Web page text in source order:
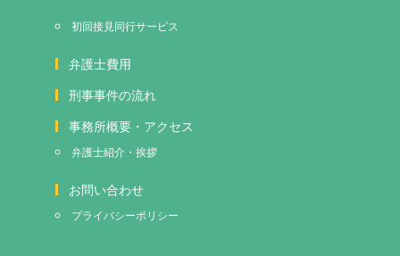
初回接見 同行サービス
弁護士費用
刑事事件の流れ
事務所概要・アクセス
弁護士紹介・挨拶
お問い合わせ
プライバシーポリシー